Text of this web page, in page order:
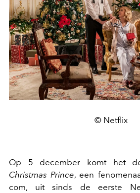
© Netflix
Op 5 december komt het
Christmas Prince, een
com, uit sinds de eerste